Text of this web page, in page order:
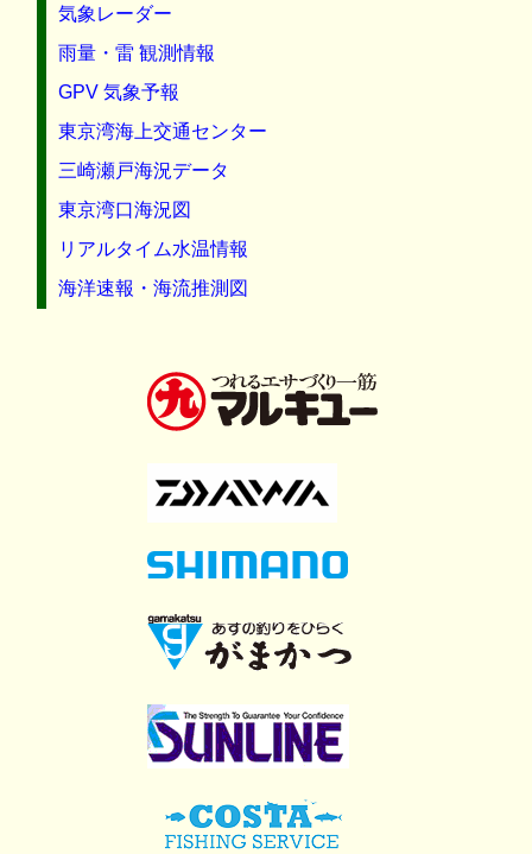
気象レーダー
雨量・雷 観測情報
GPV 気象予報
東京湾海上交通センター
三崎瀬戸海況データ
東京湾口海況図
リアルタイム水温情報
海洋速報・海流推測図